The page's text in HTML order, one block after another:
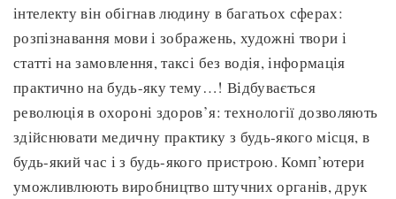
інтелекту він обігнав людину в багатьох сферах:
розпізнавання мови і зображень, художні твори і
статті на замовлення, таксі без водія, інформація
практично на будь-яку тему…! Відбувається
революція в охороні здоров’я: технології дозволяють
здійснювати медичну практику з будь-якого місця, в
будь-який час і з будь-якого пристрою. Комп’ютери
уможливлюють виробництво штучних органів, друк